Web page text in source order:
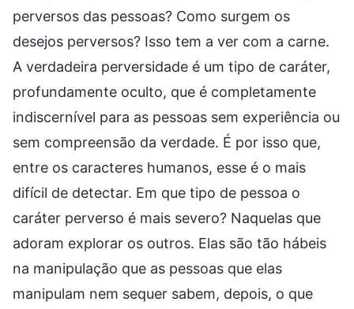
perversos das pessoas? Como surgem os
desejos perversos? Isso tem a ver com a carne.
A verdadeira perversidade é um tipo de caráter,
profundamente oculto, que é completamente
indiscernível para as pessoas sem experiência ou
sem compreensão da verdade. É por isso que,
entre os caracteres humanos, esse é o mais
difícil de detectar. Em que tipo de pessoa o
caráter perverso é mais severo? Naquelas que
adoram explorar os outros. Elas são tão hábeis
na manipulação que as pessoas que elas
manipulam nem sequer sabem, depois, o que